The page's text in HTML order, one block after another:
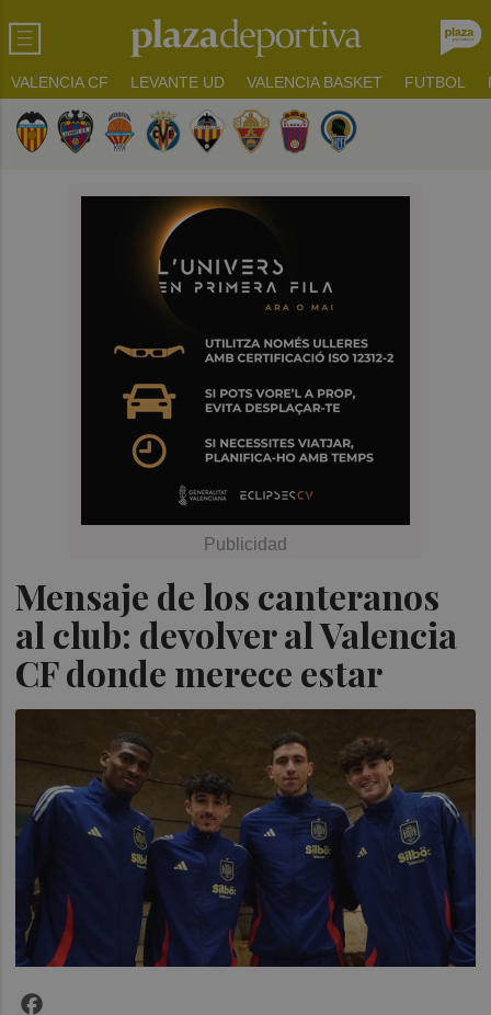
VALENCIA CF LEVANTE UD VALENCIA BASKET FUTBOL
Mensaje de los canteranos
al club: devolver al Valencia
CF donde merece estar